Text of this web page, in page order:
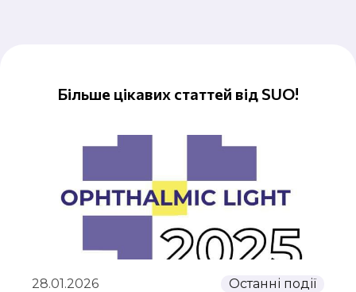
Більше цікавих статтей від SUO!
28.01.2026 Останні події